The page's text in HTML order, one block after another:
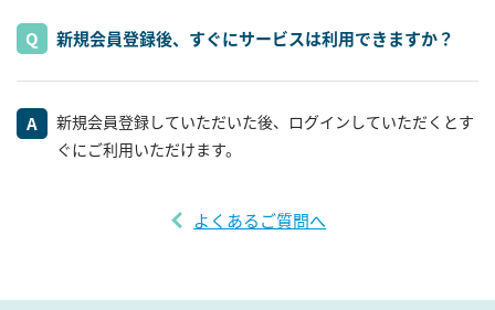
新規会員登録後、すぐにサービスは利用できますか？
新規会員登録していただいた後、ログインしていただくとす
ぐにご利用いただけます。
よくあるご質問へ